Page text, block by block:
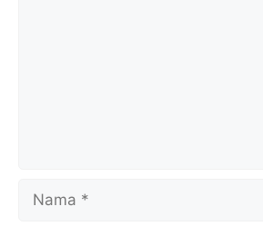
Nama